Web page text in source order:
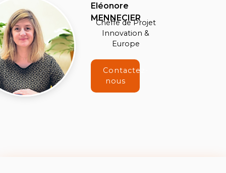
Eléonore
MENNECIER
Cheffe de Projet
Innovation &
Europe
Contactez-
nous